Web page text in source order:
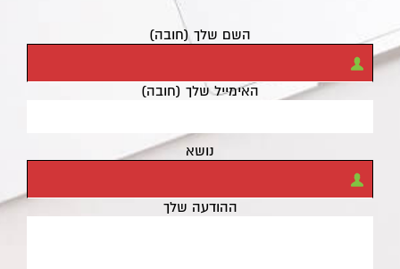
השם שלך (חובה)
האימייל שלך (חובה)
נושא
ההודעה שלך